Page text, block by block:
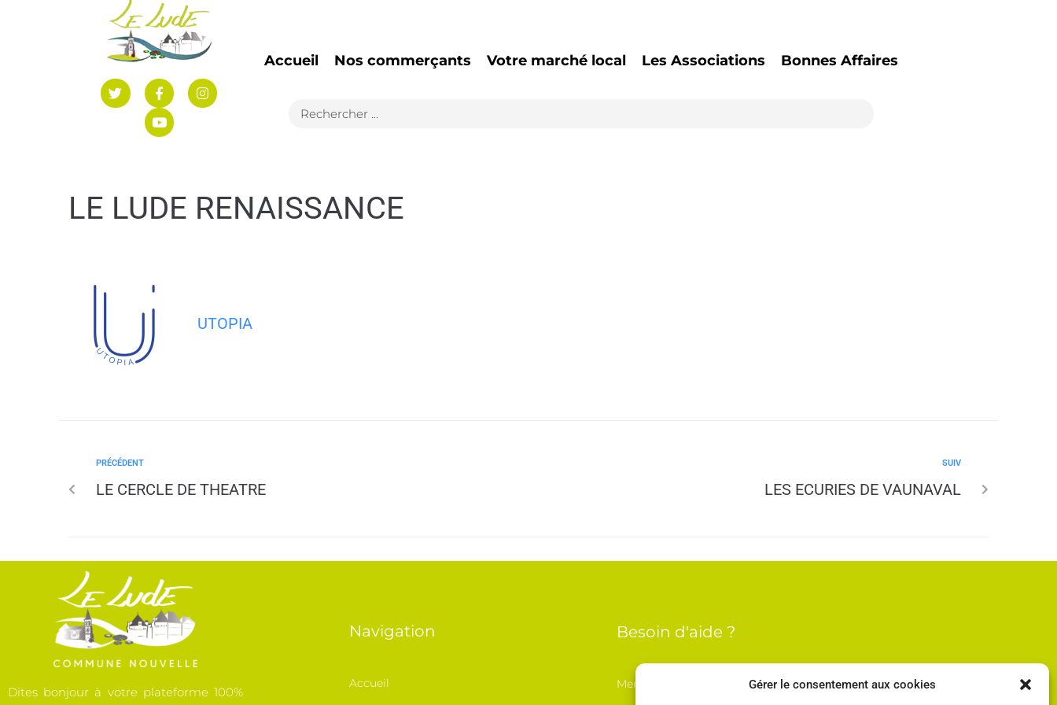
Gérer le consentement aux cookies
Accueil Nos commerçants Votre marché local Les Associations Bonnes Affaires
LE LUDE RENAISSANCE
UTOPIA
PRÉCÉDENT
LE CERCLE DE THEATRE
SUIV
LES ECURIES DE VAUNAVAL
Dites bonjour à votre plateforme 100%
Navigation
Accueil
Besoin d'aide ?
Mentions Légales